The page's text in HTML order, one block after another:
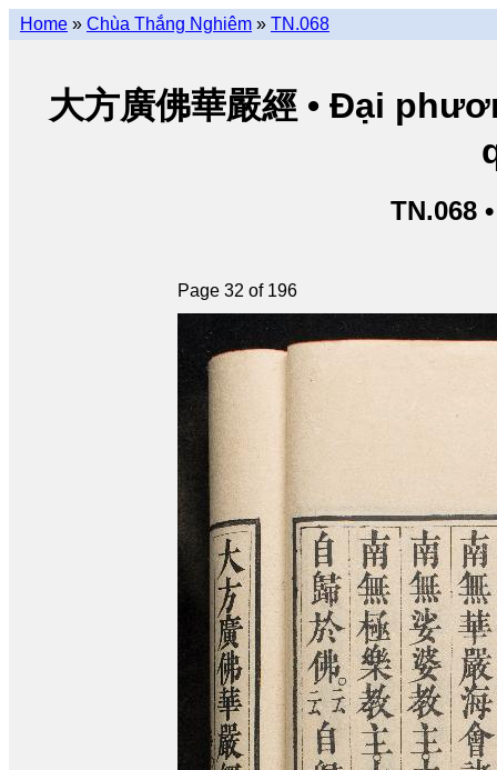
Home » Chùa Thắng Nghiêm » TN.068
大方廣佛華嚴經 • Đại
TN.068
Page 32 of 196